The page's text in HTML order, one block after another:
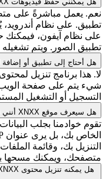
نعم. يعمل مباشرةً على
على نظام آيفون، فيمكنك
تطبيق الصور. ويتم
هل أحتاج إلى تطبيق أو
شيء يتم على صفحة الويب
التسجيل أو التشغيل
هل سيعرف موقع XNXX أنني قمت بتنزيل الفيديو؟
التنزيل بك، وقائمة
متصفحك، ويمكنك مسحها
هل يمكنه تنزيل محتوى XNXX الخاص أو المميز أو المخصص للأعضاء فقط؟